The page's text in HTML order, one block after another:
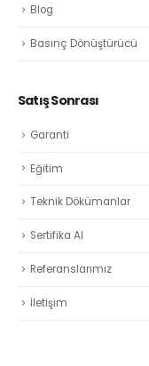
Blog
Basınç Dönüştürücü
Satış Sonrası
Garanti
Eğitim
Teknik Dökümanlar
Sertifika Al
Referanslarımız
İletişim